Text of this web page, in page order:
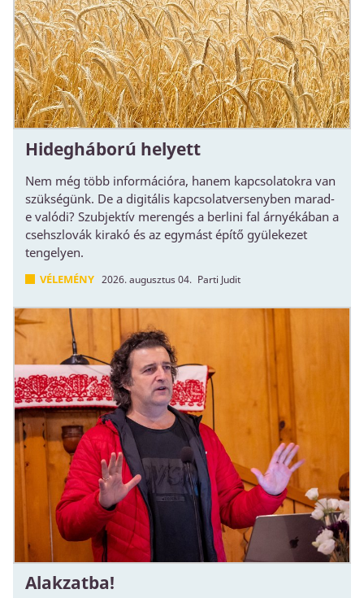
Hidegháború helyett
Nem még több információra, hanem kapcsolatokra van
szükségünk. De a digitális kapcsolatversenyben marad-
e valódi? Szubjektív merengés a berlini fal árnyékában a
csehszlovák kirakó és az egymást építő gyülekezet
tengelyen.
VÉLEMÉNY 2026. augusztus 04. Parti Judit
Alakzatba!